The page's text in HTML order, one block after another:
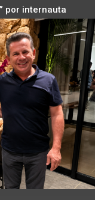
por internauta